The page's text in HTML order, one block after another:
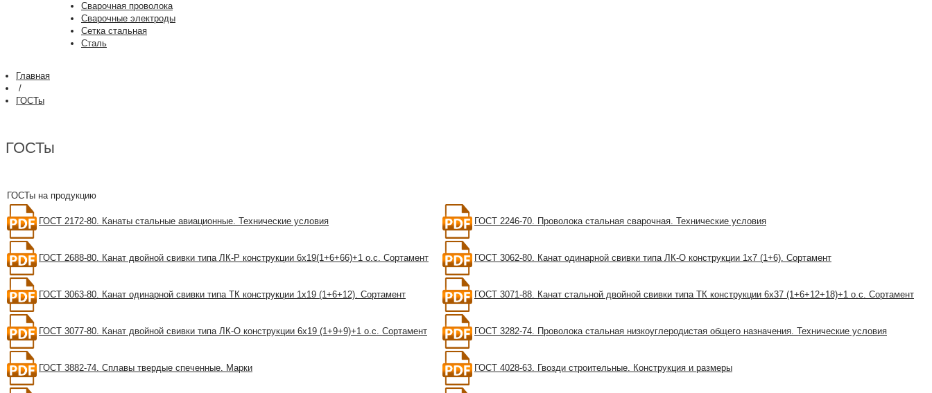
Сварочная проволока
Сварочные электроды
Сетка стальная
Сталь
Главная
/
ГОСТы
ГОСТы
ГОСТы на продукцию
ГОСТ 2172-80. Канаты стальные авиационные. Технические условия ГОСТ 2246-70. Проволока стальная сварочная. Технические условия
ГОСТ 2688-80. Канат двойной свивки типа ЛК-Р конструкции 6х19(1+6+66)+1 о.с. Сортамент ГОСТ 3062-80. Канат одинарной свивки типа ЛК-О конструкции 1x7 (1+6). Сортамент
ГОСТ 3063-80. Канат одинарной свивки типа ТК конструкции 1х19 (1+6+12). Сортамент ГОСТ 3071-88. Канат стальной двойной свивки типа ТК конструкции 6х37 (1+6+12+18)+1 о.с. Сортамент
ГОСТ 3077-80. Канат двойной свивки типа ЛК-О конструкции 6х19 (1+9+9)+1 о.с. Сортамент ГОСТ 3282-74. Проволока стальная низкоуглеродистая общего назначения. Технические условия
ГОСТ 3882-74. Сплавы твердые спеченные. Марки ГОСТ 4028-63. Гвозди строительные. Конструкция и размеры